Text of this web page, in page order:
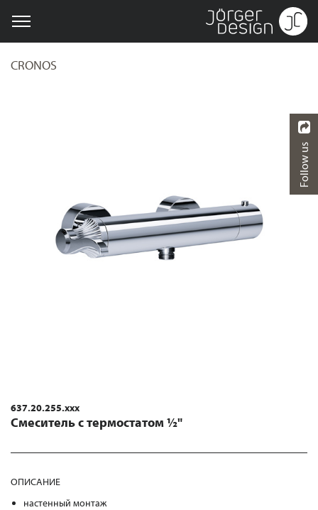
CRONOS
637.20.255.xxx
Смеситель с термостатом ½"
ОПИСАНИЕ
настенный монтаж
Follow us